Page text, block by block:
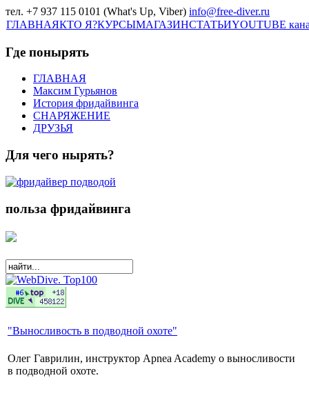
тел. +7 937 115 0101 (What's Up, Viber) info@free-diver.ru
ГЛАВНАЯКТО Я?КУРСЫМАГАЗИНСТАТЬИYOUTUBE
Где понырять
ГЛАВНАЯ
Максим Гурьянов
История фридайвинга
СНАРЯЖЕНИЕ
ДРУЗЬЯ
Для чего нырять?
польза фридайвинга
"Выносливость в подводной охоте"
Олег Гаврилин, инструктор Apnea Academy о выносливости
в подводной охоте.